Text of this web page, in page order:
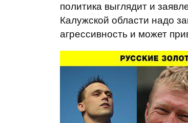
политика выглядит и
Калужской области надо
агрессивность и может